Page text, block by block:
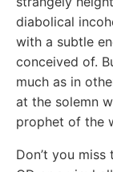
diabolical
with a subtle
conceived of.
much as in
at the solemn
prophet of the
Don’t you